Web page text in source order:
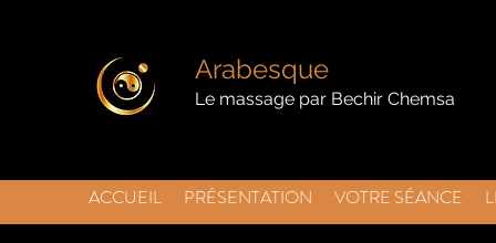
Arabesque
Le massage par Bechir Chemsa
ACCUEIL PRÉSENTATION VOTRE SÉANCE